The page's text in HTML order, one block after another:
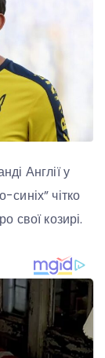
Англії у
синіх” чітко
свої козирі.